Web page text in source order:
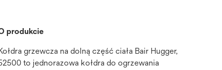
produkcie
grzewcza na dolną część ciała Bair Hugger,
to jednorazowa kołdra do ogrzewania